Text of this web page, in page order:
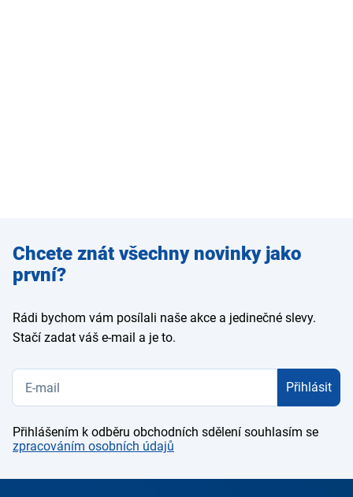
Zadejte
e-mail
Chcete znát všechny novinky jako
první?
Rádi bychom vám posílali naše akce a jedinečné slevy.
Stačí zadat váš e-mail a je to.
Přihlásit
Přihlášením k odběru obchodních sdělení souhlasím se
zpracováním osobních údajů